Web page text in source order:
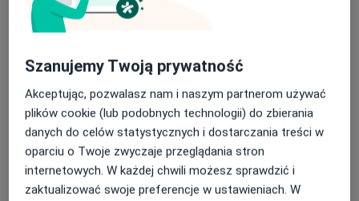
mgr Agata Czyżewska
Psycholog, Psycholog dziecięcy
Jantarowa 12/1, Wrocław
Konsultacja diagnostyczna
220 zł
Poproś o wizytę
Szanujemy Twoją prywatność
Akceptując, pozwalasz nam i naszym partnerom używać
plików cookie (lub podobnych technologii) do zbierania
danych do celów statystycznych i dostarczania treści w
oparciu o Twoje zwyczaje przeglądania stron
internetowych. W każdej chwili możesz sprawdzić i
zaktualizować swoje preferencje w ustawieniach. W